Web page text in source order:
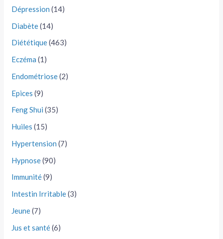
Dépression (14)
Diabète(14)
Diététique(463)
Eczéma (1)
Endométriose(2)
Epices (9)
Feng Shui (35)
Huiles (15)
Hypertension (7)
Hypnose(90)
Immunité(9)
Intestin Irritable(3)
Jeune(7)
Jus et santé(6)